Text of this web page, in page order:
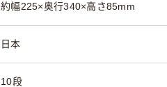
約幅225×奥行340×高さ85mm
日本
10段